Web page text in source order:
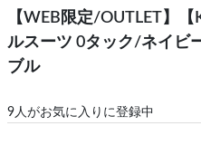
【WEB限定/OUTLET】
ルスーツ 0タック/ネイビ
ブル
9人がお気に入りに登録中